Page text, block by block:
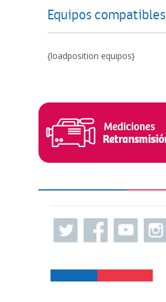
Equipos compatibles
{loadposition equipos}